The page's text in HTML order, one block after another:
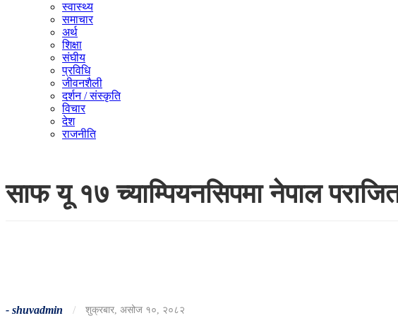
स्वास्थ्य
समाचार
अर्थ
शिक्षा
संघीय
प्रविधि
जीवनशैली
दर्शन / संस्कृति
विचार
देश
राजनीति
साफ यू १७ च्याम्पियनसिपमा नेपाल
- shuvadmin / शुक्रबार, असोज १०, २०८२